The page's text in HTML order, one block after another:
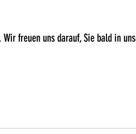
Wir freuen uns darauf, Sie bald in